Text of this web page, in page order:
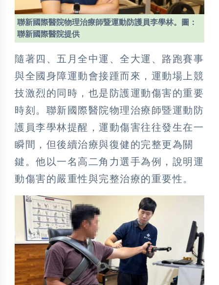
聯新國際醫院物理治療師暨運動防護員李學林。圖：
聯新國際醫院提供
隨著四、五月全中運、全大運、路跑賽事
與全國身障運動會接踵而來，運動場上競
技激烈的同時，也是防護運動傷害的重要
時刻。聯新國際醫院物理治療師暨運動防
護員李學林提醒，運動傷害往往發生在一
瞬間，但後續治療與復健的完整更為關
鍵。他以一名高二角力選手為例，說明運
動傷害的嚴重性與完整治療的重要性。